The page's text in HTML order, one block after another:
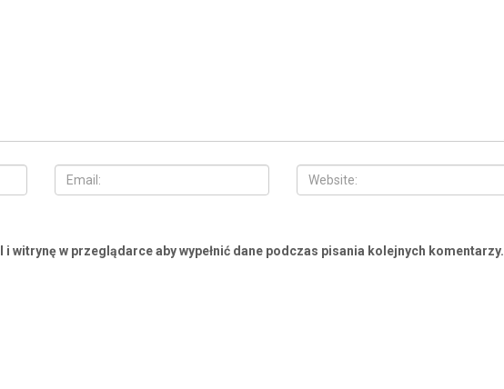
witrynę w przeglądarce aby wypełnić dane podczas pisania kolejnych komentarzy.